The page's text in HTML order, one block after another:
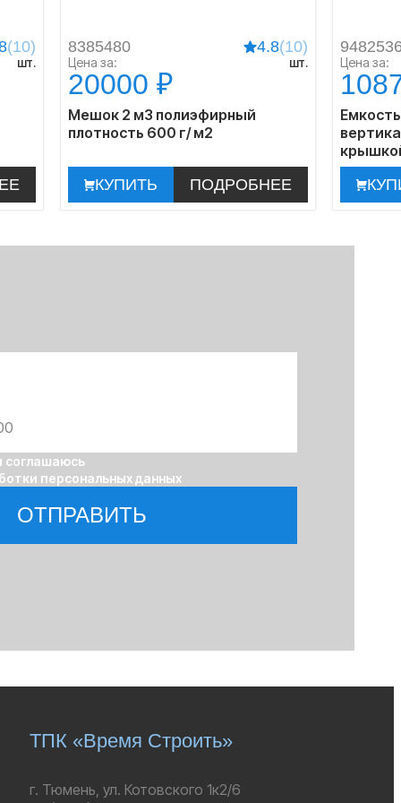
(10)
шт.
8385480 4.8(10)
Цена за: шт.
20000 ₽
Мешок 2 м3 полиэфирный
плотность 600 г/ м2
КУПИТЬ ПОДРОБНЕЕ
Цена за:
соглашаюсь
персональных данных
ОТПРАВИТЬ
ТПК «Время Строить»
г. Тюмень, ул. Котовского 1к2/6